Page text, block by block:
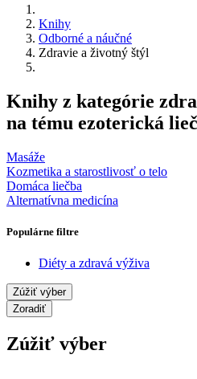
Knihy
Odborné a náučné
Zdravie a životný štýl
Knihy z kategórie
na tému ezoterická
Masáže
Kozmetika a starostlivosť o telo
Domáca liečba
Alternatívna medicína
Populárne filtre
Diéty a zdravá výživa
Zúžiť výber
Zoradiť
Zúžiť výber